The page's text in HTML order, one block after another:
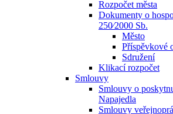
Rozpočet města
Dokumenty o
250⁄2000 Sb.
Město
Příspěvkové
Sdružení
Klikací rozpočet
Smlouvy
Smlouvy o
Napajedla
Smlouvy